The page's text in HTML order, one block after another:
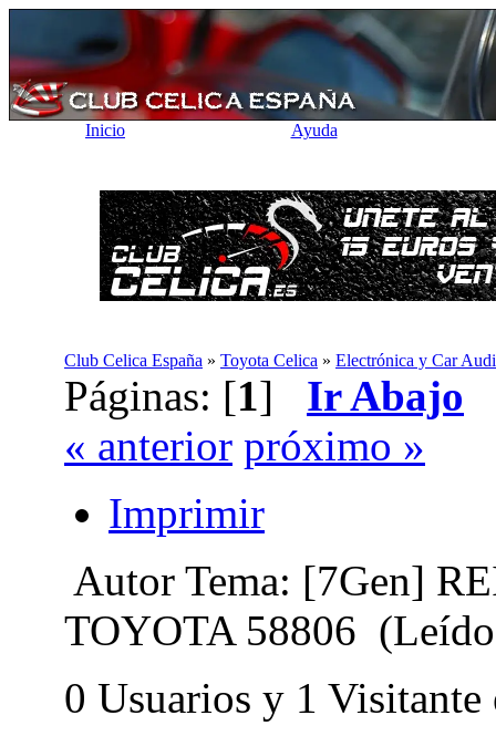
Inicio Ayuda
Club Celica España » Toyota Celica » Electrónica y Car
Páginas: [1] Ir Abajo
« anterior próximo »
Imprimir
Autor Tema: [7Gen]
TOYOTA 58806
0 Usuarios y 1 Visitante